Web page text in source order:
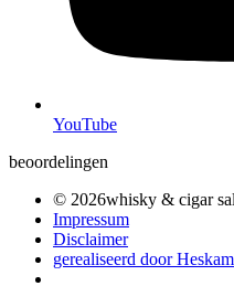
YouTube
beoordelingen
© 2026whisky & cigar
Impressum
Disclaimer
gerealiseerd door